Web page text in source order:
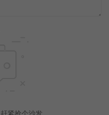
紧抢个沙发